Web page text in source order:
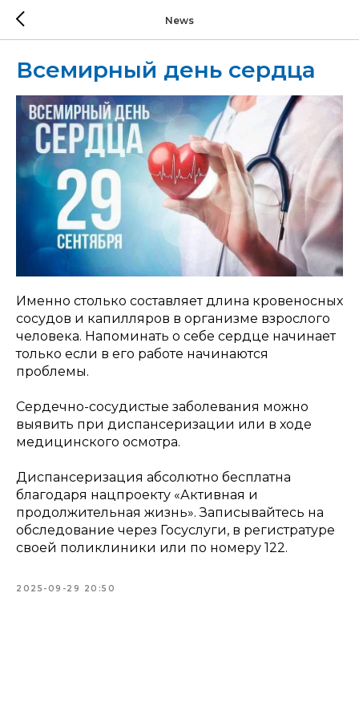
News
Всемирный день сердца
Именно столько составляет длина кровеносных
сосудов и капилляров в организме взрослого
человека. Напоминать о себе сердце начинает
только если в его работе начинаются
проблемы.
Сердечно-сосудистые заболевания можно
выявить при диспансеризации или в ходе
медицинского осмотра.
Диспансеризация абсолютно бесплатна
благодаря нацпроекту «Активная и
продолжительная жизнь». Записывайтесь на
обследование через Госуслуги, в регистратуре
своей поликлиники или по номеру 122.
2025-09-29 20:50